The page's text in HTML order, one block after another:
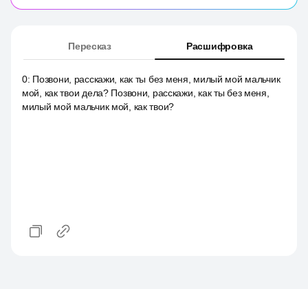
Пересказ Расшифровка
0: Позвони, расскажи, как ты без меня, милый мой мальчик
мой, как твои дела? Позвони, расскажи, как ты без меня,
милый мой мальчик мой, как твои?